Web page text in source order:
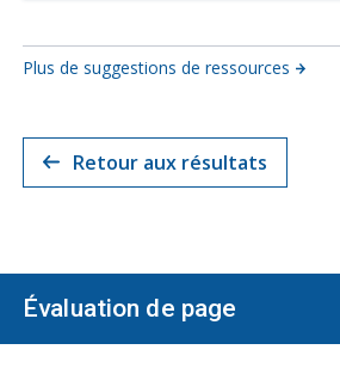
Plus de suggestions de ressources
Retour aux résultats
Évaluation de page